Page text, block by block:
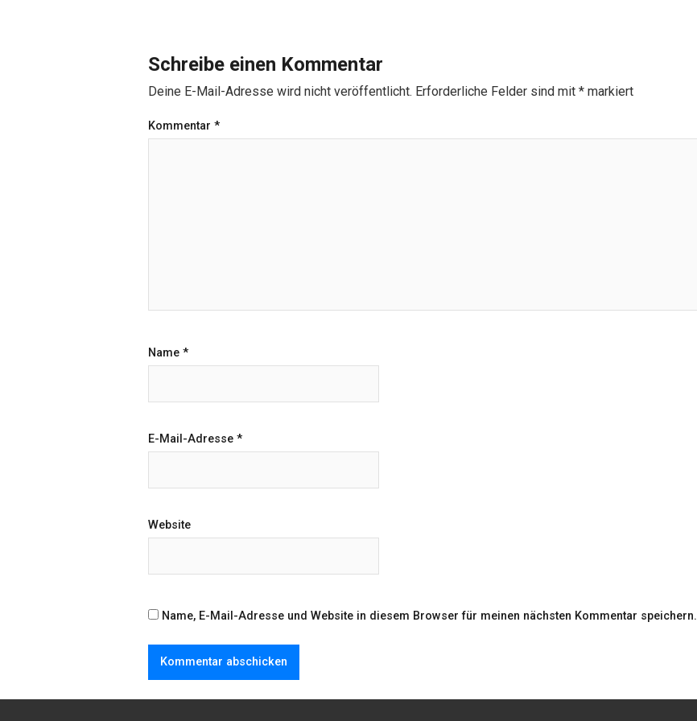
Schreibe einen Kommentar
Deine E-Mail-Adresse wird nicht veröffentlicht. Erforderliche Felder sind mit * markiert
Kommentar *
Name *
E-Mail-Adresse *
Website
Name, E-Mail-Adresse und Website in diesem Browser für meinen nächsten Kommentar speichern.